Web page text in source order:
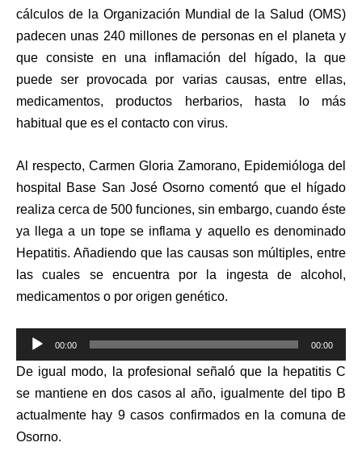
cálculos de la Organización Mundial de la Salud (OMS)
padecen unas 240 millones de personas en el planeta y
que consiste en una inflamación del hígado, la que
puede ser provocada por varias causas, entre ellas,
medicamentos, productos herbarios, hasta lo más
habitual que es el contacto con virus.
Al respecto, Carmen Gloria Zamorano, Epidemióloga del
hospital Base San José Osorno comentó que el hígado
realiza cerca de 500 funciones, sin embargo, cuando éste
ya llega a un tope se inflama y aquello es denominado
Hepatitis. Añadiendo que las causas son múltiples, entre
las cuales se encuentra por la ingesta de alcohol,
medicamentos o por origen genético.
Reproductor
de
audio
00:00 00:00
De igual modo, la profesional señaló que la hepatitis C
se mantiene en dos casos al año, igualmente del tipo B
actualmente hay 9 casos confirmados en la comuna de
Osorno.